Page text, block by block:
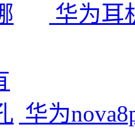
华为耳
华为